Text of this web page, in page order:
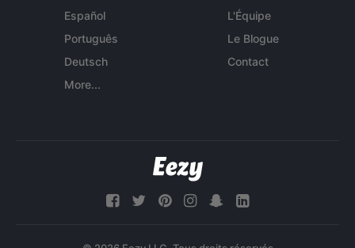
Español
Português
Deutsch
More...
L'Équipe
Le Blogue
Contact